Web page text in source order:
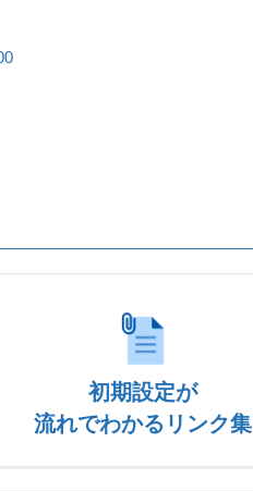
初期設定が
流れでわかるリンク集